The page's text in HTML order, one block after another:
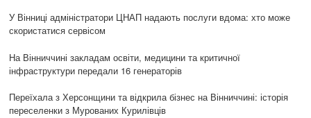
У Вінниці адміністратори ЦНАП надають послуги вдома: хто може
скористатися сервісом
На Вінниччині закладам освіти, медицини та критичної
інфраструктури передали 16 генераторів
Переїхала з Херсонщини та відкрила бізнес на Вінниччині: історія
переселенки з Мурованих Курилівців